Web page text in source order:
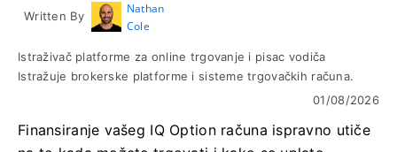
Written By
Nathan
Cole
Istraživač platforme za online trgovanje i pisac vodiča
Istražuje brokerske platforme i sisteme trgovačkih računa.
01/08/2026
Finansiranje vašeg IQ Option računa ispravno utiče